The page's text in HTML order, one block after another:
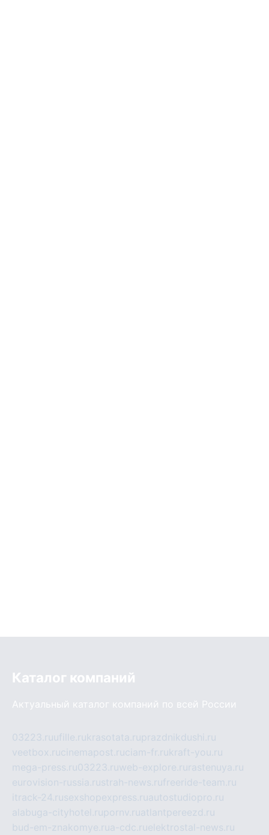
Каталог компаний
Актуальный каталог компаний по всей России
03223.ruufille.rukrasotata.ruprazdnikdushi.ru
veetbox.rucinemapost.ruciam-fr.rukraft-you.ru
mega-press.ru03223.ruweb-explore.ru rastenuya.ru
eurovision-russia.rustrah-news.rufreeride-team.ru
itrack-24.rusexshopexpress.ruautostudiopro.ru
alabuga-cityhotel.rupornv.ruatlantpereezd.ru
bud-em-znakomye.rua-cdc.ruelektrostal-news.ru